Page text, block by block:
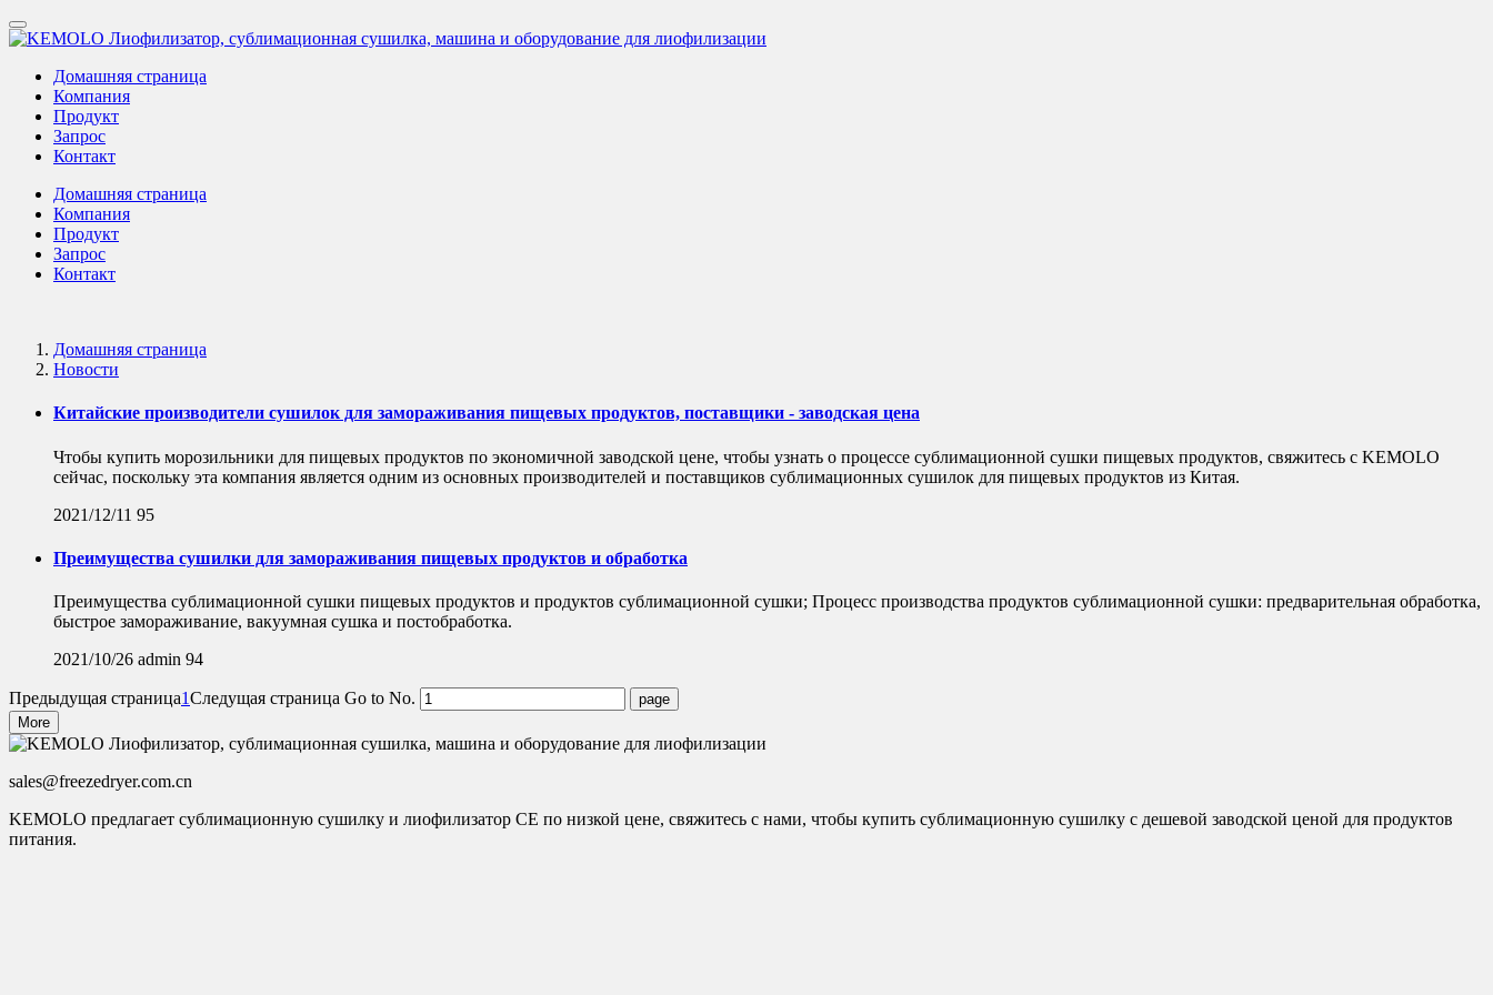
Домашняя страница
Компания
Продукт
Запрос
Контакт
Домашняя страница
Компания
Продукт
Запрос
Контакт
Домашняя страница
Новости
Китайские производители сушилок для замораживания пищевых продуктов, поставщики - заводская цена
Чтобы купить морозильники для пищевых продуктов по экономичной заводской цене, чтобы узнать о процессе сублимационной сушки пищевых продуктов, свяжитесь с KEMOLO
сейчас, поскольку эта компания является одним из основных производителей и поставщиков сублимационных сушилок для пищевых продуктов из Китая.
2021/12/11 95
Преимущества сушилки для замораживания пищевых продуктов и обработка
Преимущества сублимационной сушки пищевых продуктов и продуктов сублимационной сушки; Процесс производства продуктов сублимационной сушки: предварительная обработка,
быстрое замораживание, вакуумная сушка и постобработка.
2021/10/26 admin 94
Предыдущая страница1Следущая страница Go to No.
More
sales@freezedryer.com.cn
KEMOLO предлагает сублимационную сушилку и лиофилизатор CE по низкой цене, свяжитесь с нами, чтобы купить сублимационную сушилку с дешевой заводской ценой для продуктов
питания.